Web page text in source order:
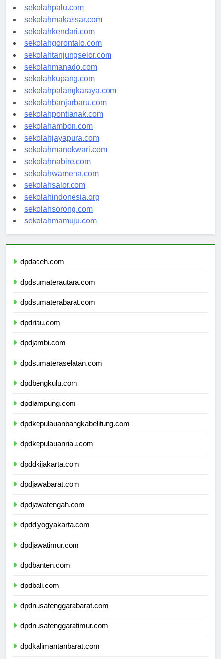
sekolahsurabaya.com
sekolahpalu.com
sekolahmakassar.com
sekolahkendari.com
sekolahgorontalo.com
sekolahtanjungselor.com
sekolahmanado.com
sekolahkupang.com
sekolahpalangkaraya.com
sekolahbanjarbaru.com
sekolahpontianak.com
sekolahambon.com
sekolahjayapura.com
sekolahmanokwari.com
sekolahnabire.com
sekolahwamena.com
sekolahsalor.com
sekolahindonesia.org
sekolahsorong.com